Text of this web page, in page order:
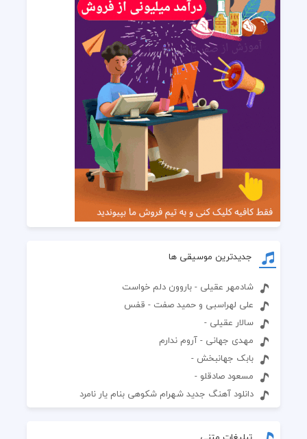
جدیدترین موسیقی ها
شادمهر عقیلی - باروون دلم خواست
علی لهراسبی و حمید صفت - قفس
سالار عقیلی -
مهدی جهانی - آروم ندارم
بابک جهانبخش -
مسعود صادقلو -
دانلود آهنگ جدید شهرام شکوهی بنام یار نامرد